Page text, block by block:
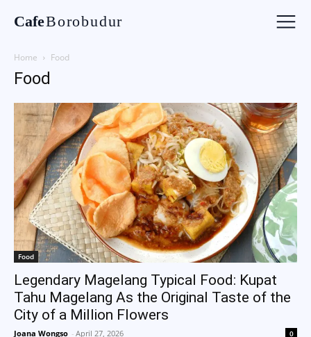
CafeBorobudur
Home Food
Food
Food
Legendary Magelang Typical Food: Kupat
Tahu Magelang As the Original Taste of the
City of a Million Flowers
Joana Wongso - April 27, 2026 0